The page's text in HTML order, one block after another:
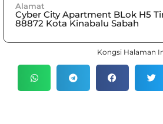
Alamat
Cyber City Apartment BLok H5
88872 Kota Kinabalu Sabah
Kongsi Halaman